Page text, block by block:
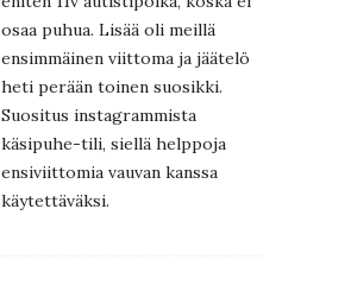
osaa puhua. Lisää oli meillä
ensimmäinen viittoma ja jäätelö
heti perään toinen suosikki.
Suositus instagrammista
käsipuhe-tili, siellä helppoja
ensiviittomia vauvan kanssa
käytettäväksi.